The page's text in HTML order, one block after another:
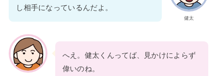
健太
し相手になっているんだよ。
へえ。健太くんってば、見かけによらず
偉いのね。